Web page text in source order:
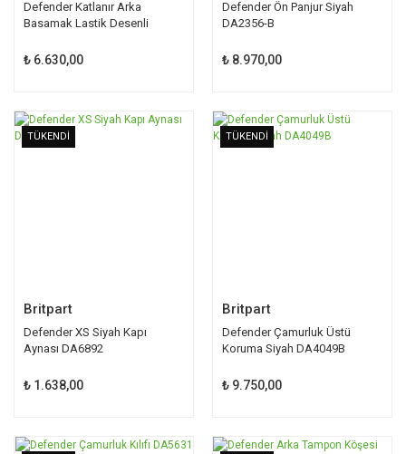
Defender Katlanır Arka
Basamak Lastik Desenli
₺ 6.630,00
Defender Ön Panjur Siyah
DA2356-B
₺ 8.970,00
TÜKENDİ
Britpart
Defender XS Siyah Kapı
Aynası DA6892
₺ 1.638,00
TÜKENDİ
Britpart
Defender Çamurluk Üstü
Koruma Siyah DA4049B
₺ 9.750,00